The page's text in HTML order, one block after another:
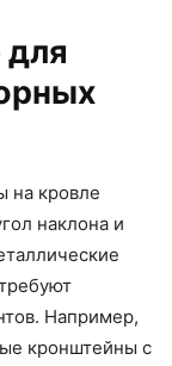
для
на кровле
наклона и
Например,
кронштейны с